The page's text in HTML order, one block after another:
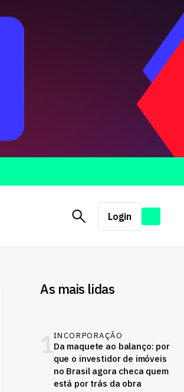
Login
As mais lidas
1INCORPORAÇÃO
Da maquete ao balanço: por
que o investidor de imóveis
no Brasil agora checa quem
está por trás da obra